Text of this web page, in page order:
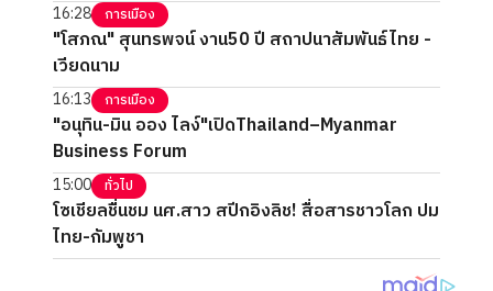
16:28 การเมือง
"โสภณ" สุนทรพจน์ งาน50 ปี สถาปนาสัมพันธ์ไทย -
เวียดนาม
16:13 การเมือง
"อนุทิน-มิน ออง ไลง์"เปิดThailand–Myanmar
Business Forum
15:00 ทั่วไป
โซเชียลชื่นชม นศ.สาว สปีกอิงลิช! สื่อสารชาวโลก ปม
ไทย-กัมพูชา